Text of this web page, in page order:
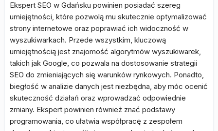
Ekspert SEO w Gdańsku powinien posiadać szereg
umiejętności, które pozwolą mu skutecznie optymalizować
strony internetowe oraz poprawiać ich widoczność w
wyszukiwarkach. Przede wszystkim, kluczową
umiejętnością jest znajomość algorytmów wyszukiwarek,
takich jak Google, co pozwala na dostosowanie strategii
SEO do zmieniających się warunków rynkowych. Ponadto,
biegłość w analizie danych jest niezbędna, aby móc ocenić
skuteczność działań oraz wprowadzać odpowiednie
zmiany. Ekspert powinien również znać podstawy
programowania, co ułatwia współpracę z zespołem